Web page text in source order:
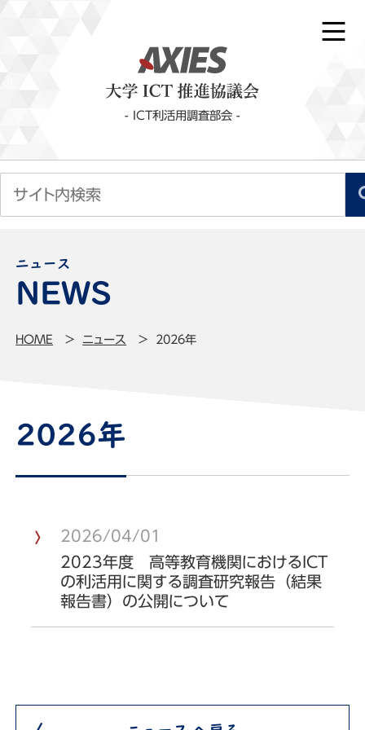
- ICT利活用調査部会 -
ニュース
HOME ニュース 2026年
2026年
2026/04/01
2023年度 高等教育機関におけるICT
の利活用に関する調査研究報告（結果
報告書）の公開について